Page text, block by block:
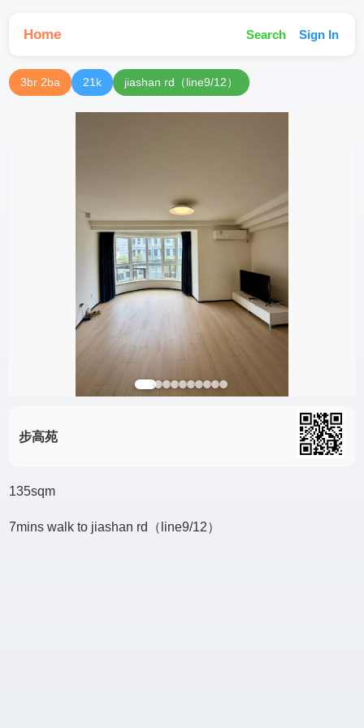
Home Search Sign In
3br 2ba 21k jiashan rd（line9/12）
步高苑
135sqm
7mins walk to jiashan rd（line9/12）